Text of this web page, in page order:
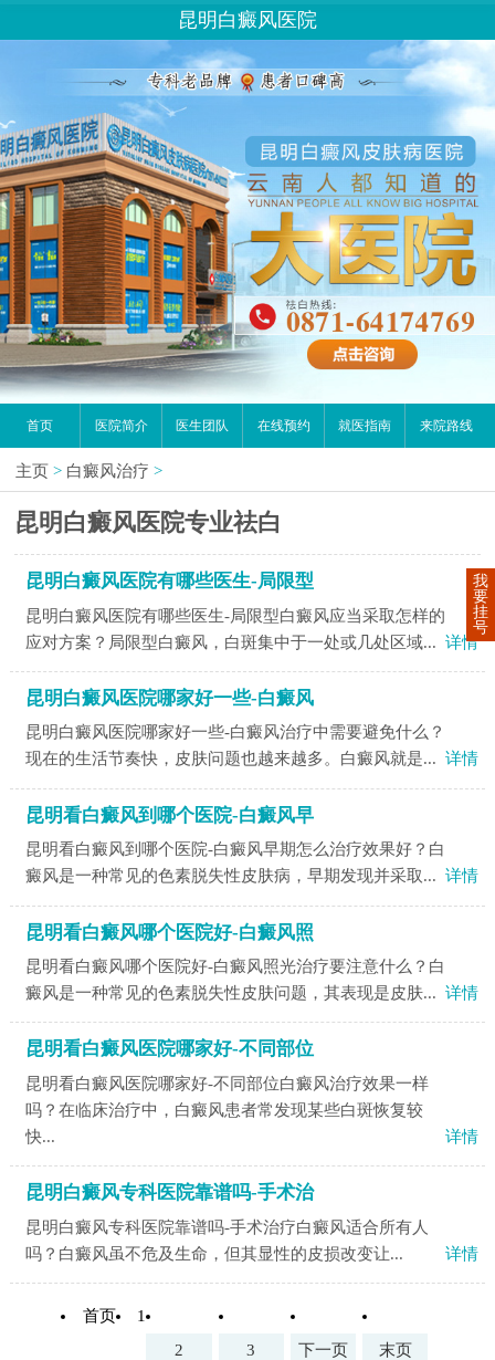
昆明白癜风医院
首页 医院简介 医生团队 在线预约 就医指南 来院路线
主页 > 白癜风治疗 >
昆明白癜风医院专业祛白
昆明白癜风医院有哪些医生-局限型
昆明白癜风医院有哪些医生-局限型白癜风应当采取怎样的
应对方案？局限型白癜风，白斑集中于一处或几处区域... 详情
昆明白癜风医院哪家好一些-白癜风
昆明白癜风医院哪家好一些-白癜风治疗中需要避免什么？
现在的生活节奏快，皮肤问题也越来越多。白癜风就是... 详情
昆明看白癜风到哪个医院-白癜风早
昆明看白癜风到哪个医院-白癜风早期怎么治疗效果好？白
癜风是一种常见的色素脱失性皮肤病，早期发现并采取... 详情
昆明看白癜风哪个医院好-白癜风照
昆明看白癜风哪个医院好-白癜风照光治疗要注意什么？白
癜风是一种常见的色素脱失性皮肤问题，其表现是皮肤... 详情
昆明看白癜风医院哪家好-不同部位
昆明看白癜风医院哪家好-不同部位白癜风治疗效果一样
吗？在临床治疗中，白癜风患者常发现某些白斑恢复较
快...
详情
昆明白癜风专科医院靠谱吗-手术治
昆明白癜风专科医院靠谱吗-手术治疗白癜风适合所有人
吗？​白癜风虽不危及生命，但其显性的皮损改变让...
详情
首页
1
2
3 下一页 末页
我
要
挂
号